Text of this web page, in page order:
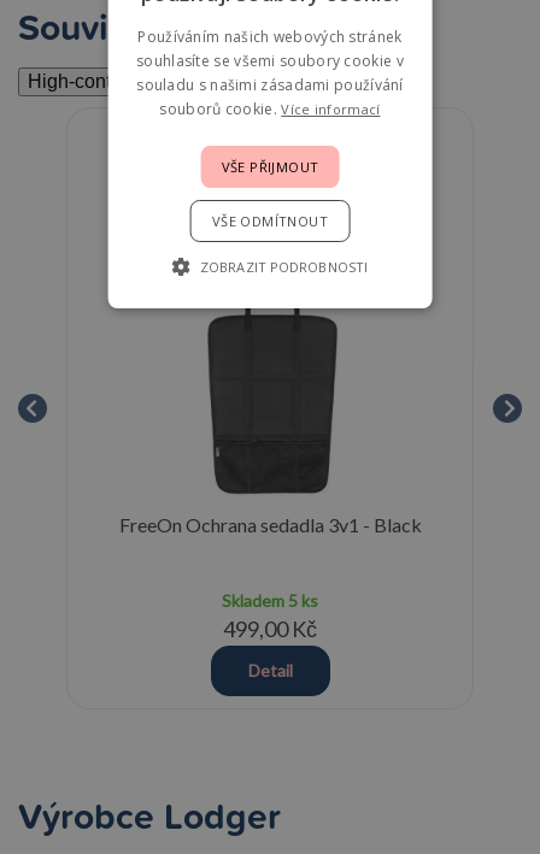
Související
High-contrast mode
FreeOn Ochrana sedadla 3v1 - Black
Skladem 5 ks
499,00 Kč
Detail
Výrobce Lodger
Používáním našich webových stránek
souhlasíte se všemi soubory cookie v
souladu s našimi zásadami používání
souborů cookie.Více informací
VŠE PŘIJMOUT
VŠE ODMÍTNOUT
ZOBRAZIT PODROBNOSTI